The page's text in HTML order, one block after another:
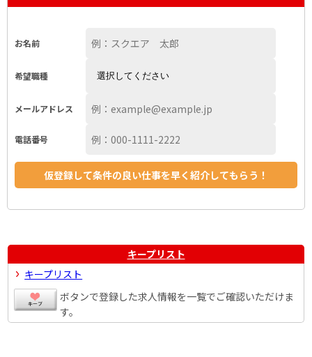
お名前
希望職種
メールアドレス
電話番号
キープリスト
キープリスト
ボタンで登録した求人情報を一覧でご確認いただけま
す。